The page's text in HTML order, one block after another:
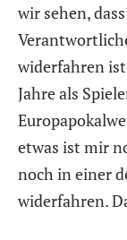
wir sehen,
widerfahren
Jahre als
etwas ist mir
noch in einer
widerfahren.